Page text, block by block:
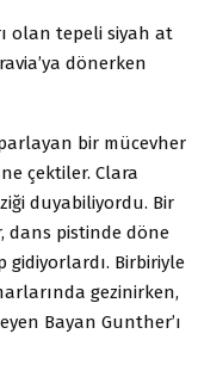
olan tepeli siyah at
dönerken
bir mücevher
çektiler. Clara
duyabiliyordu. Bir
dans pistinde döne
gidiyorlardı. Birbiriyle
gezinirken,
Bayan Gunther’ı